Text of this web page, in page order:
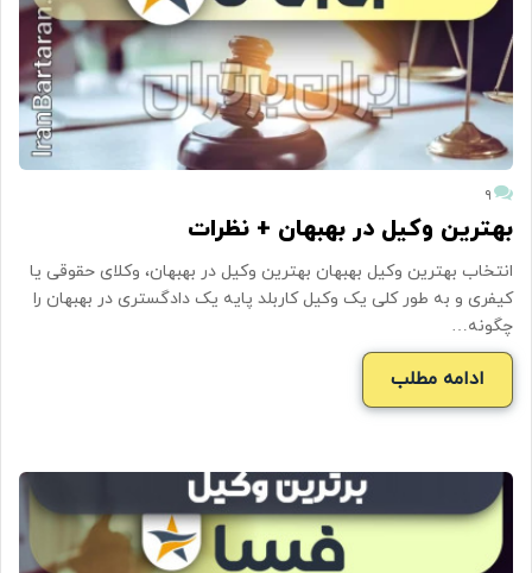
۹
بهترین وکیل در بهبهان + نظرات
انتخاب بهترین وکیل بهبهان بهترین وکیل در بهبهان، وکلای حقوقی یا
کیفری و به طور کلی یک وکیل کاربلد پایه یک دادگستری در بهبهان را
چگونه…
ادامه مطلب